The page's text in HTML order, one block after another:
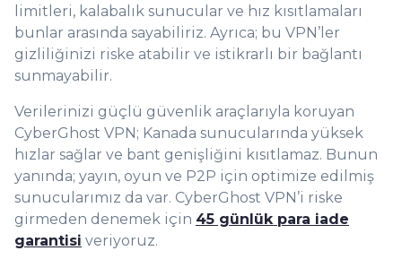
limitleri, kalabalık sunucular ve hız kısıtlamaları
bunlar arasında sayabiliriz. Ayrıca; bu VPN’ler
gizliliğinizi riske atabilir ve istikrarlı bir bağlantı
sunmayabilir.
Verilerinizi güçlü güvenlik araçlarıyla koruyan
CyberGhost VPN; Kanada sunucularında yüksek
hızlar sağlar ve bant genişliğini kısıtlamaz. Bunun
yanında; yayın, oyun ve P2P için optimize edilmiş
sunucularımız da var. CyberGhost VPN’i riske
girmeden denemek için 45 günlük para iade
garantisi veriyoruz.